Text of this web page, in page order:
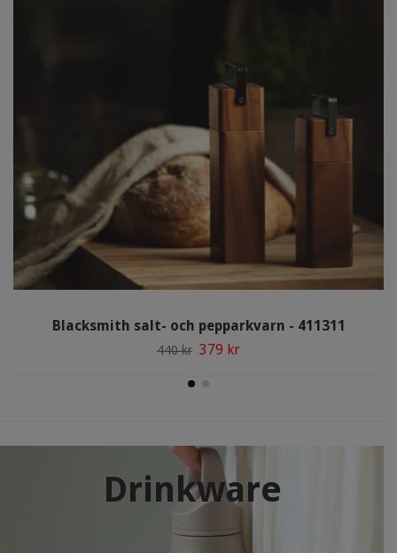
Drinkware
Blacksmith salt- och pepparkvarn - 411311
440 kr 379 kr